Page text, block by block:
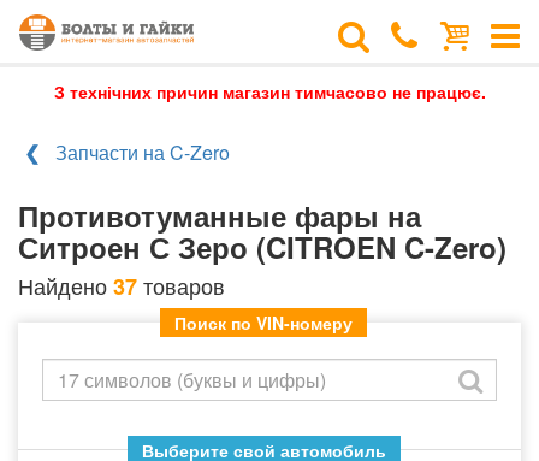
З технічних причин магазин тимчасово не працює.
Запчасти на C-Zero
Противотуманные фары на
Ситроен С Зеро (CITROEN C-Zero)
Найдено37товаров
Поиск по VIN-номеру
Выберите свой автомобиль